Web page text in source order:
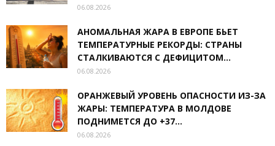
06.08.2026
АНОМАЛЬНАЯ ЖАРА В ЕВРОПЕ БЬЕТ
ТЕМПЕРАТУРНЫЕ РЕКОРДЫ: СТРАНЫ
СТАЛКИВАЮТСЯ С ДЕФИЦИТОМ...
06.08.2026
ОРАНЖЕВЫЙ УРОВЕНЬ ОПАСНОСТИ ИЗ-ЗА
ЖАРЫ: ТЕМПЕРАТУРА В МОЛДОВЕ
ПОДНИМЕТСЯ ДО +37...
06.08.2026